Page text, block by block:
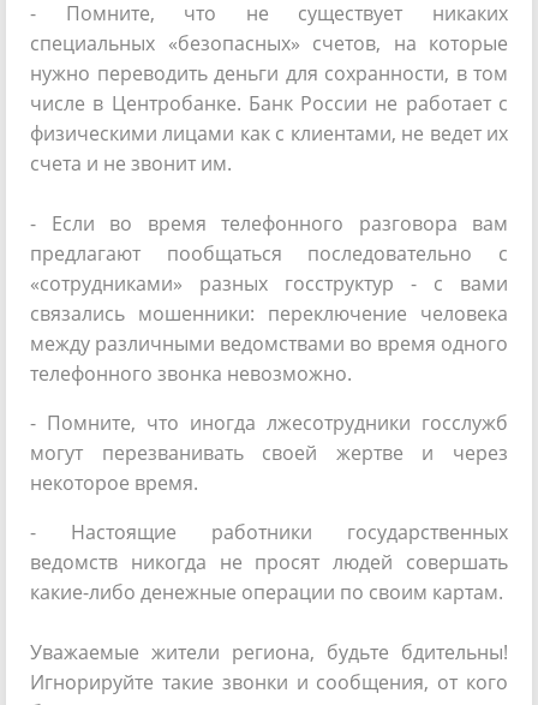
- Помните, что не существует никаких
специальных «безопасных» счетов, на которые
нужно переводить деньги для сохранности, в том
числе в Центробанке. Банк России не работает с
физическими лицами как с клиентами, не ведет их
счета и не звонит им.
- Если во время телефонного разговора вам
предлагают пообщаться последовательно с
«сотрудниками» разных госструктур - с вами
связались мошенники: переключение человека
между различными ведомствами во время одного
телефонного звонка невозможно.
- Помните, что иногда лжесотрудники госслужб
могут перезванивать своей жертве и через
некоторое время.
- Настоящие работники государственных
ведомств никогда не просят людей совершать
какие-либо денежные операции по своим картам.
Уважаемые жители региона, будьте бдительны!
Игнорируйте такие звонки и сообщения, от кого